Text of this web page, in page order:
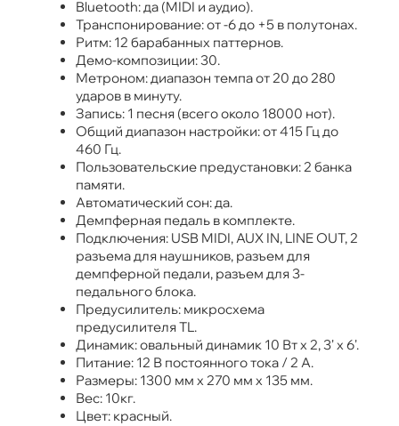
Bluetooth: да (MIDI и аудио).
Транспонирование: от -6 до +5 в полутонах.
Ритм: 12 барабанных паттернов.
Демо-композиции: 30.
Метроном: диапазон темпа от 20 до 280
ударов в минуту.
Запись: 1 песня (всего около 18000 нот).
Общий диапазон настройки: от 415 Гц до
460 Гц.
Пользовательские предустановки: 2 банка
памяти.
Автоматический сон: да.
Демпферная педаль в комплекте.
Подключения: USB MIDI, AUX IN, LINE OUT, 2
разъема для наушников, разъем для
демпферной педали, разъем для 3-
педального блока.
Предусилитель: микросхема
предусилителя TL.
Динамик: овальный динамик 10 Вт х 2, 3' х 6'.
Питание: 12 В постоянного тока / 2 А.
Размеры: 1300 мм x 270 мм x 135 мм.
Вес: 10кг.
Цвет: красный.